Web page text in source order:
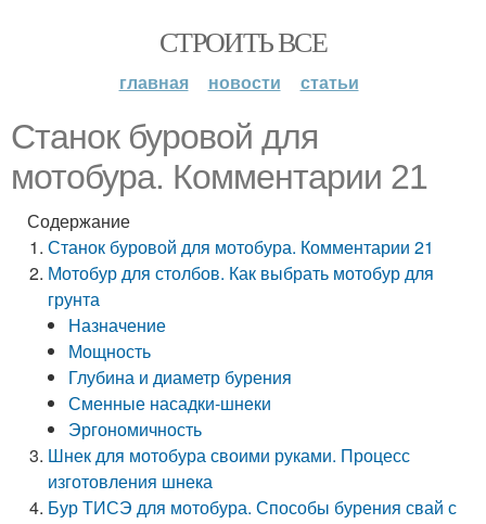
СТРОИТЬ ВСЕ
главная новости статьи
Станок буровой для
мотобура. Комментарии 21
Содержание
Станок буровой для мотобура. Комментарии 21
Мотобур для столбов. Как выбрать мотобур для
грунта
Назначение
Мощность
Глубина и диаметр бурения
Сменные насадки-шнеки
Эргономичность
Шнек для мотобура своими руками. Процесс
изготовления шнека
Бур ТИСЭ для мотобура. Способы бурения свай с